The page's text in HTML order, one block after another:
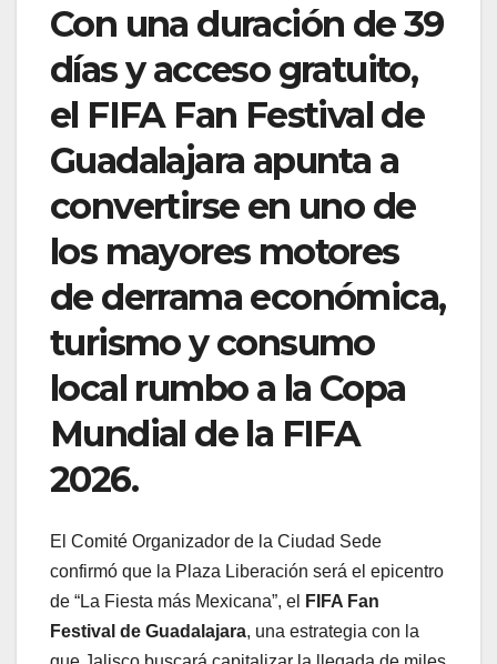
Con una duración de 39
días y acceso gratuito,
el FIFA Fan Festival de
Guadalajara apunta a
convertirse en uno de
los mayores motores
de derrama económica,
turismo y consumo
local rumbo a la Copa
Mundial de la FIFA
2026.
El Comité Organizador de la Ciudad Sede
confirmó que la Plaza Liberación será el epicentro
de “La Fiesta más Mexicana”, el
FIFA Fan
Festival de Guadalajara, una estrategia con la